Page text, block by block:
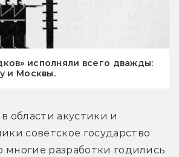
исполняли всего дважды:
и Москвы.
области акустики и
советское государство
многие разработки годились